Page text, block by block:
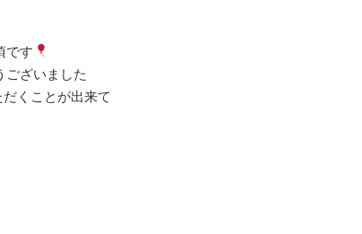
です
ございました
くことが出来て